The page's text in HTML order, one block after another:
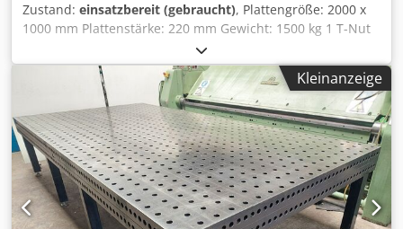
Zustand: einsatzbereit (gebraucht), Plattengröße: 2000 x
1000 mm Plattenstärke: 220 mm Gewicht: 1500 kg 1 T-Nut
15 mm längs mit Kantenabstand 300 mm Csdpozh Ir Uofx
Acgorf Tischhöhe mit Unterschrank: 1020 mm
Kleinanzeige